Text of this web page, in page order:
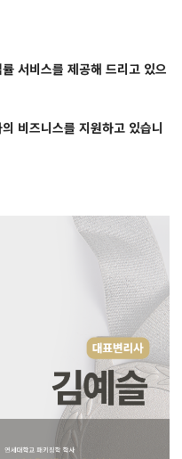
서비스를 제공해 드리고 있으
비즈니스를 지원하고 있습니